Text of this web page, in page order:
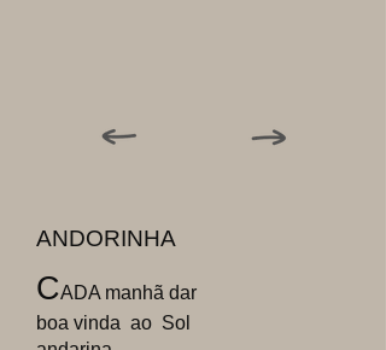
ANDORINHA
CADA manhã dar
boa vinda ao Sol